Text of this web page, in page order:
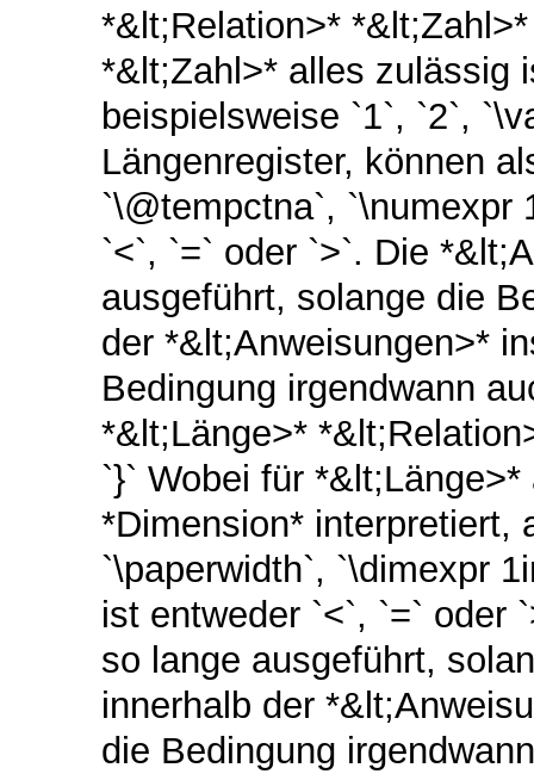
*&lt;Relation>*
*&lt;Zahl>* alles zulässig
beispielsweise `1`, `2`,
Längenregister, können
`\@tempctna`, `\numexpr
`<`, `=` oder `>`. Die
ausgeführt, solange die
der *&lt;Anweisungen>*
Bedingung irgendwann
*&lt;Länge>*
`}` Wobei für
*Dimension* interpretiert,
`\paperwidth`, `\dimexpr
ist entweder `<`, `=` oder
so lange ausgeführt,
innerhalb der
die Bedingung